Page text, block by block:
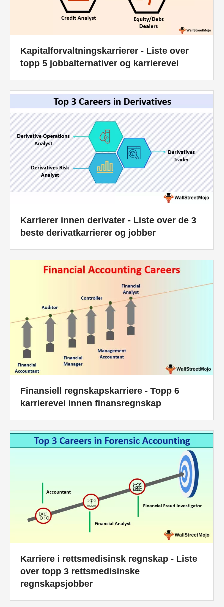
Kapitalforvaltningskarrierer - Liste over
topp 5 jobbalternativer og karrierevei
Karrierer innen derivater - Liste over de 3
beste derivatkarrierer og jobber
Finansiell regnskapskarriere - Topp 6
karrierevei innen finansregnskap
Karriere i rettsmedisinsk regnskap - Liste
over topp 3 rettsmedisinske
regnskapsjobber